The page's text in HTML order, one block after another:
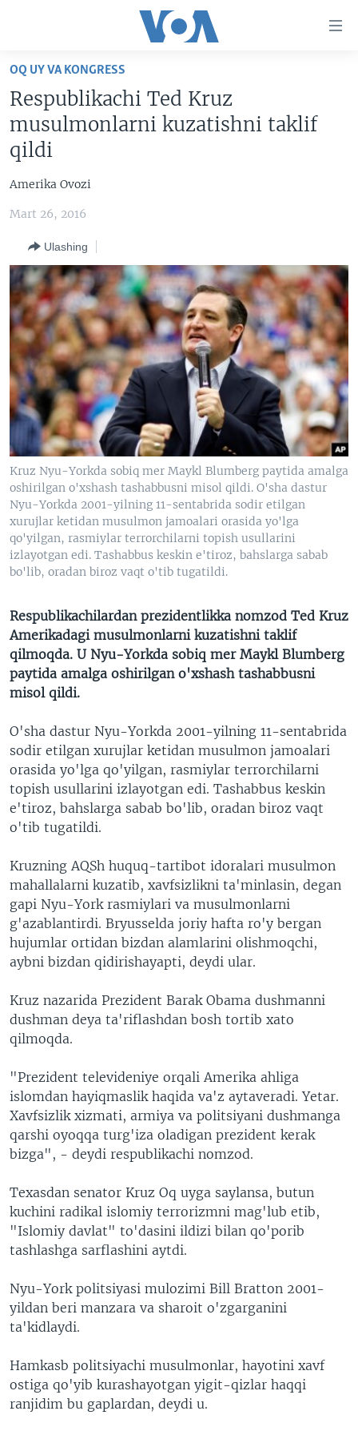
Boshiga
Qidiruvga
o'ting
AMERIKA
MARKAZIY OSIYO
AMERIKA MANZARALARI
XALQARO HAYOT
VASHINGTON CHOYXONASI
MOBIL-SALOM!
VIDEO
XABARLAR SURATLARDA
IJTIMOIY TARMOQLAR
FACEBOOK
YOUTUBE
INSTAGRAM
ODNOKLASSNIKI
TELEGRAM
TWITTER
SOUNDCLOUD
INGLIZ TILI DARSLARI
EDITORIAL
Learning English
VOA
OQ UY VA KONGRESS
Respublikachi Ted Kruz
musulmonlarni kuzatishni taklif
qildi
Amerika Ovozi
Mart 26, 2016
Ulashing
Kruz Nyu-Yorkda sobiq mer Maykl Blumberg paytida amalga
oshirilgan o'xshash tashabbusni misol qildi. O'sha dastur
Nyu-Yorkda 2001-yilning 11-sentabrida sodir etilgan
xurujlar ketidan musulmon jamoalari orasida yo'lga
qo'yilgan, rasmiylar terrorchilarni topish usullarini
izlayotgan edi. Tashabbus keskin e'tiroz, bahslarga sabab
bo'lib, oradan biroz vaqt o'tib tugatildi.
Respublikachilardan prezidentlikka nomzod Ted Kruz
Amerikadagi musulmonlarni kuzatishni taklif
qilmoqda. U Nyu-Yorkda sobiq mer Maykl Blumberg
paytida amalga oshirilgan o'xshash tashabbusni
misol qildi.
O'sha dastur Nyu-Yorkda 2001-yilning 11-sentabrida
sodir etilgan xurujlar ketidan musulmon jamoalari
orasida yo'lga qo'yilgan, rasmiylar terrorchilarni
topish usullarini izlayotgan edi. Tashabbus keskin
e'tiroz, bahslarga sabab bo'lib, oradan biroz vaqt
o'tib tugatildi.
Kruzning AQSh huquq-tartibot idoralari musulmon
mahallalarni kuzatib, xavfsizlikni ta'minlasin, degan
gapi Nyu-York rasmiylari va musulmonlarni
g'azablantirdi. Bryusselda joriy hafta ro'y bergan
hujumlar ortidan bizdan alamlarini olishmoqchi,
aybni bizdan qidirishayapti, deydi ular.
Kruz nazarida Prezident Barak Obama dushmanni
dushman deya ta'riflashdan bosh tortib xato
qilmoqda.
"Prezident televideniye orqali Amerika ahliga
islomdan hayiqmaslik haqida va'z aytaveradi. Yetar.
Xavfsizlik xizmati, armiya va politsiyani dushmanga
qarshi oyoqqa turg'iza oladigan prezident kerak
bizga", - deydi respublikachi nomzod.
Texasdan senator Kruz Oq uyga saylansa, butun
kuchini radikal islomiy terrorizmni mag'lub etib,
"Islomiy davlat" to'dasini ildizi bilan qo'porib
tashlashga sarflashini aytdi.
Nyu-York politsiyasi mulozimi Bill Bratton 2001-
yildan beri manzara va sharoit o'zgarganini
ta'kidlaydi.
Hamkasb politsiyachi musulmonlar, hayotini xavf
ostiga qo'yib kurashayotgan yigit-qizlar haqqi
ranjidim bu gaplardan, deydi u.